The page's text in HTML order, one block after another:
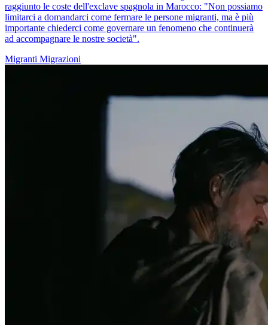
raggiunto le coste dell'exclave spagnola in Marocco: "Non possiamo
limitarci a domandarci come fermare le persone migranti, ma è più
importante chiederci come governare un fenomeno che continuerà
ad accompagnare le nostre società".
Migranti Migrazioni